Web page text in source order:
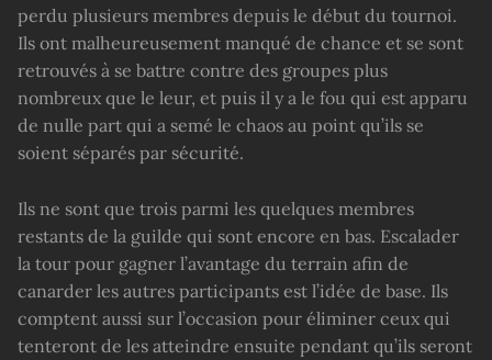
perdu plusieurs membres depuis le début du tournoi.
Ils ont malheureusement manqué de chance et se sont
retrouvés à se battre contre des groupes plus
nombreux que le leur, et puis il y a le fou qui est apparu
de nulle part qui a semé le chaos au point qu’ils se
soient séparés par sécurité.
Ils ne sont que trois parmi les quelques membres
restants de la guilde qui sont encore en bas. Escalader
la tour pour gagner l’avantage du terrain afin de
canarder les autres participants est l’idée de base. Ils
comptent aussi sur l’occasion pour éliminer ceux qui
tenteront de les atteindre ensuite pendant qu’ils seront